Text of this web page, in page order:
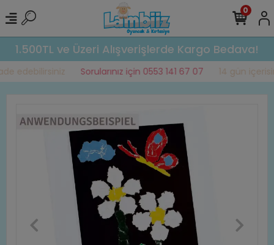
1.500TL ve Üzeri Alışverişlerde Kargo Bedava!
edebilirsiniz Sorularınız için 0553 141 67 07 14 gün
0